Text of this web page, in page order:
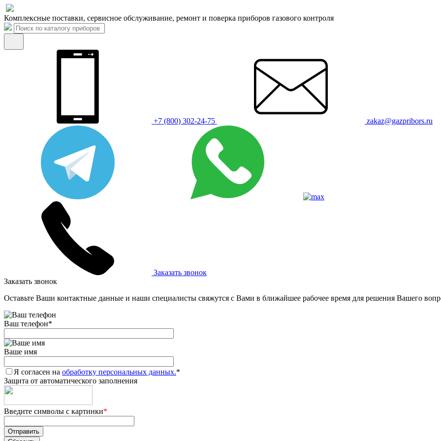
Комплексные поставки, сервисное обслуживание, ремонт и поверка приборов газового контроля
+7 (800) 302-24-75 zakaz@gazpribors.ru
Заказать звонок
Заказать звонок
Оставьте Ваши контактные данные и наши специалисты свяжутся с Вами в ближайшее рабочее время для решения Вашего
Ваш телефон*
Ваше имя
Я согласен на обработку персональных данных.*
Защита от автоматического заполнения
Введите символы с картинки*